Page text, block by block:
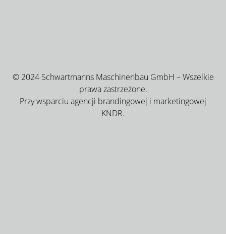
© 2024 Schwartmanns Maschinenbau GmbH – Wszelkie
prawa zastrzeżone.
Przy wsparciu agencji brandingowej i marketingowej
KNDR.